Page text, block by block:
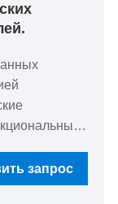
запрос